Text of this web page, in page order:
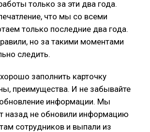
только за эти два года.
что мы со всеми
только последние два года.
но за такими моментами
следить.
заполнить карточку
преимущества. И не забывайте
информации. Мы
назад не обновили информацию
сотрудников и выпали из